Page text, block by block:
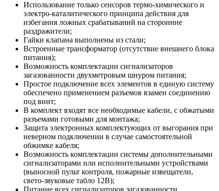
Использование только сенсоров термо-химического и
электро-каталитического принципа действия для
избегания ложных срабатываний на сторонние
раздражители;
Гайки клапана выполнены из стали;
Встроенные трансформатор (отсутствие внешнего блока
питания);
Возможность комплектации сигнализаторов
загазованности двухметровым шнуром питания;
Простое подключение всех элементов в единую систему
обеспечено применением разъемов взамен соединению
под винт;
В комплект входят все необходимые кабели, с обжатыми
разъемами готовыми для монтажа;
Защита электронных комплектующих от выгорания при
неверном подключении в случае самостоятельной
обжимке кабеля;
Возможность комплектации системы дополнительными
сигнализаторами или исполнительными устройствами
(выносной пульт контроля, пожарные извещатели,
свето-звуковые табло 12В);